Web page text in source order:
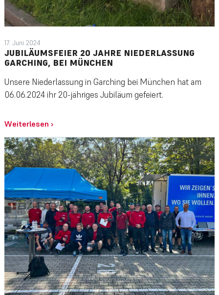
17. Juni 2024
JUBILÄUMSFEIER 20 JAHRE NIEDERLASSUNG
GARCHING, BEI MÜNCHEN
Unsere Niederlassung in Garching bei München hat am
06.06.2024 ihr 20-jähriges Jubiläum gefeiert.
Weiterlesen ›